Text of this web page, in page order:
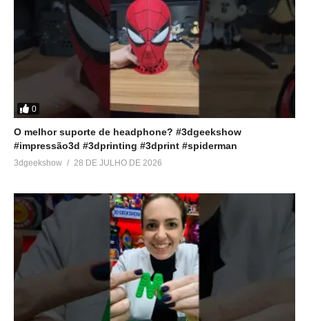
0
O melhor suporte de headphone? #3dgeekshow
#impressão3d #3dprinting #3dprint #spiderman
3dgeekshow 28 DE JULHO DE 2026